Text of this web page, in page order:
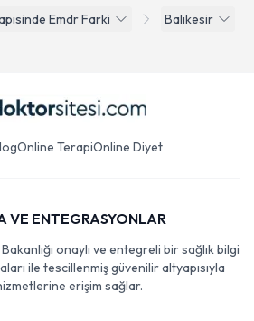
Emdr Farki
Balıkesir
Online TerapiOnline Diyet
VE ENTEGRASYONLAR
onaylı ve entegreli bir sağlık bilgi
ile tescillenmiş güvenilir altyapısıyla
erişim sağlar.